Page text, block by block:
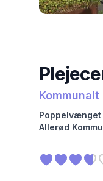
Poppelvænget
Allerød